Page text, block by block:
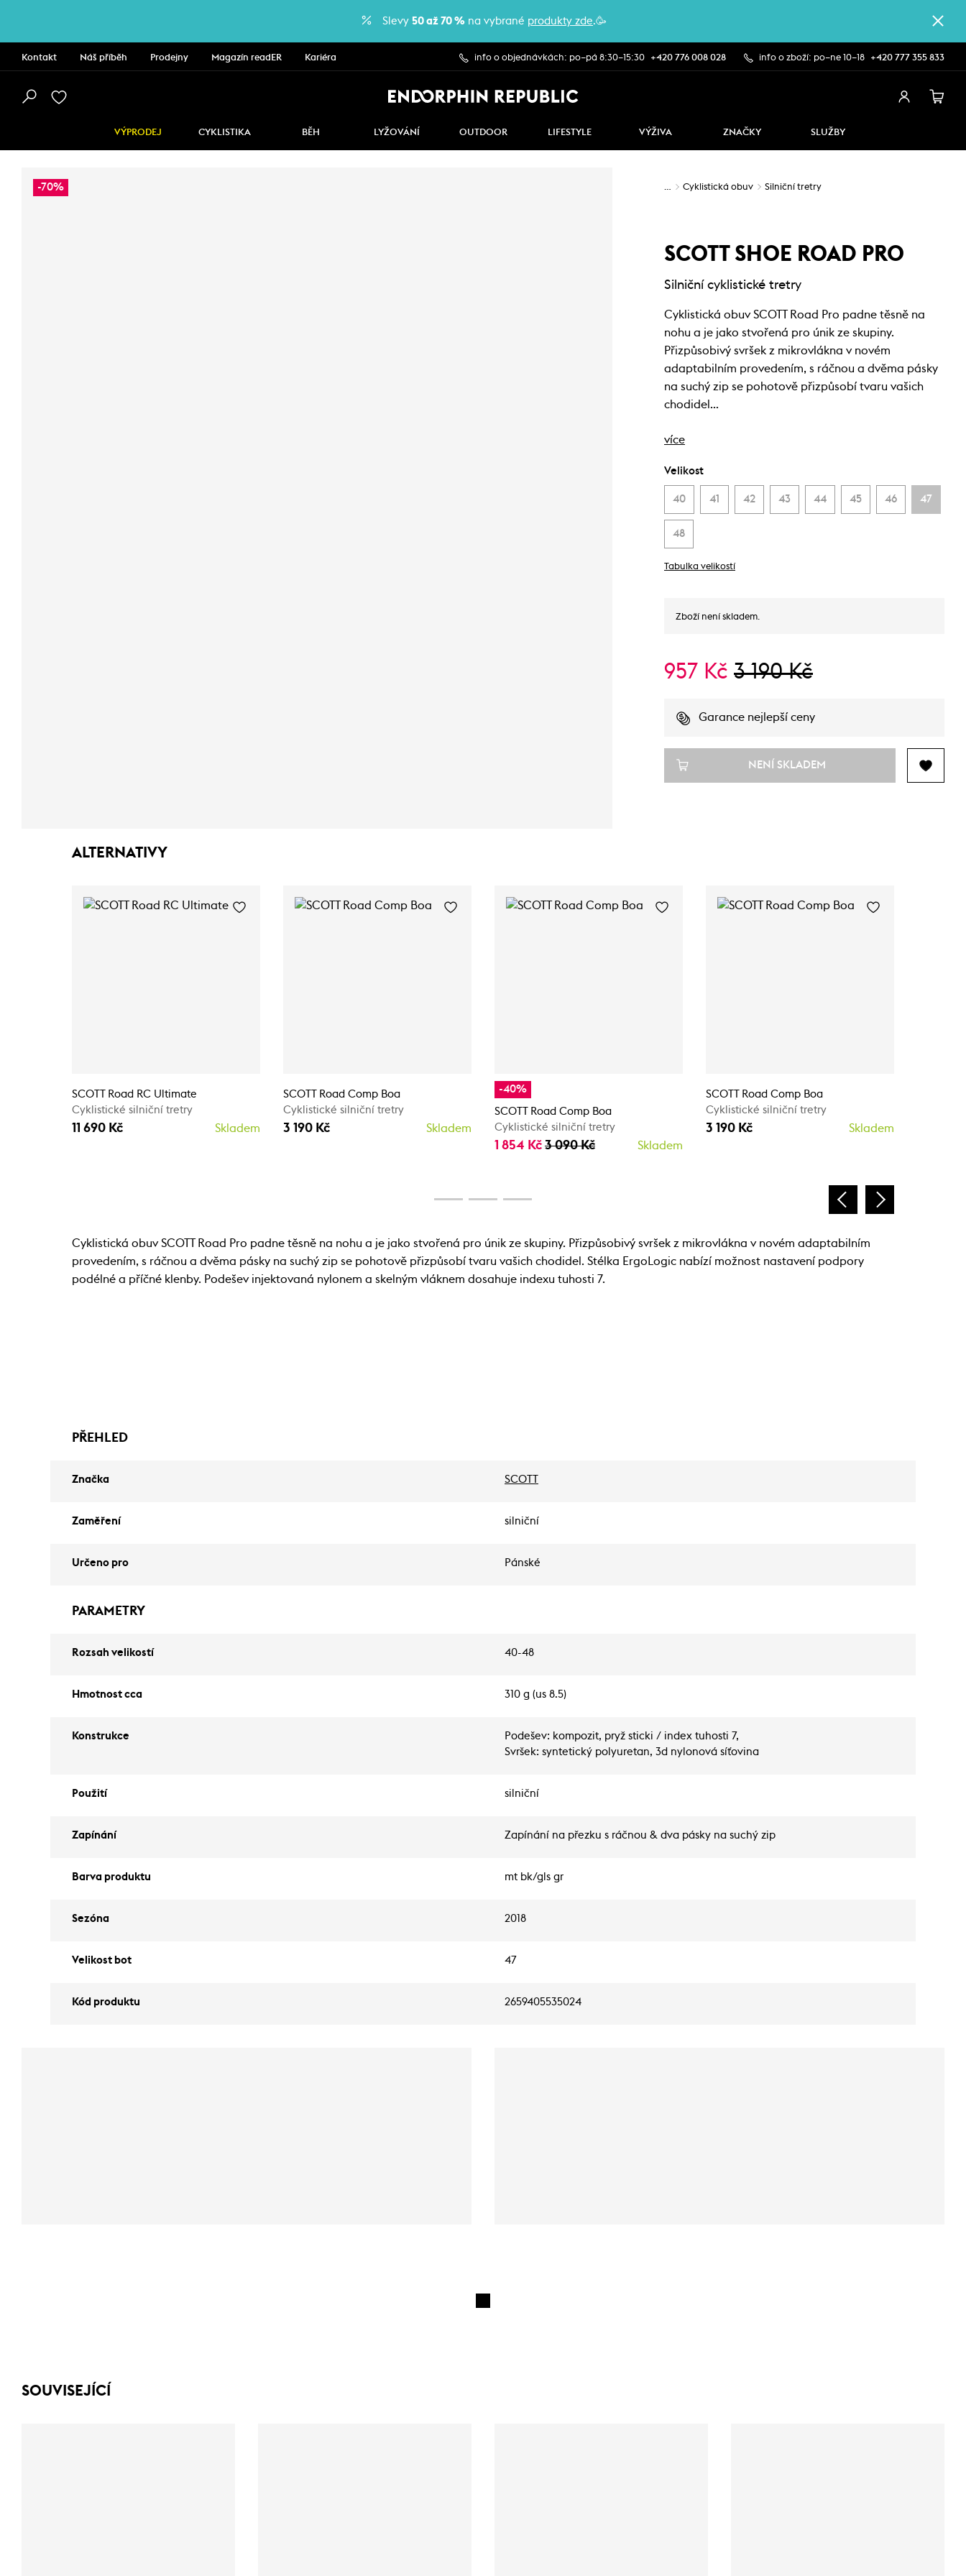
Slevy 50 až 70 % na vybrané produkty zde.🥳
Kontakt Náš příběh Prodejny Magazín readER Kariéra info o objednávkách: po–pá 8:30–15:30 +420 776 008 028 info o zboží: po–ne 10–18 +420 777 355 833
VÝPRODEJ CYKLISTIKA BĚH LYŽOVÁNÍ OUTDOOR LIFESTYLE VÝŽIVA ZNAČKY SLUŽBY
-70% … Cyklistická obuv Silniční tretry
SCOTT SHOE ROAD PRO
Silniční cyklistické tretry
Cyklistická obuv SCOTT Road Pro padne těsně na
nohu a je jako stvořená pro únik ze skupiny.
Přizpůsobivý svršek z mikrovlákna v novém
adaptabilním provedením, s ráčnou a dvěma pásky
na suchý zip se pohotově přizpůsobí tvaru vašich
chodidel…
více
Velikost
40 41 42 43 44 45 46 47
48
Tabulka velikostí
Zboží není skladem.
957 Kč 3 190 Kč
Garance nejlepší ceny
NENÍ SKLADEM
ALTERNATIVY
SCOTT Road RC Ultimate
Cyklistické silniční tretry
11 690 Kč Skladem
SCOTT Road Comp Boa
Cyklistické silniční tretry
3 190 Kč Skladem
-40%
SCOTT Road Comp Boa
Cyklistické silniční tretry
1 854 Kč 3 090 Kč Skladem
SCOTT Road Comp Boa
Cyklistické silniční tretry
3 190 Kč Skladem
Cyklistická obuv SCOTT Road Pro padne těsně na nohu a je jako stvořená pro únik ze skupiny. Přizpůsobivý svršek z mikrovlákna v novém adaptabilním
provedením, s ráčnou a dvěma pásky na suchý zip se pohotově přizpůsobí tvaru vašich chodidel. Stélka ErgoLogic nabízí možnost nastavení podpory
podélné a příčné klenby. Podešev injektovaná nylonem a skelným vláknem dosahuje indexu tuhosti 7.
PŘEHLED
Značka SCOTT
Zaměření silniční
Určeno pro Pánské
PARAMETRY
Rozsah velikostí 40-48
Hmotnost cca 310 g (us 8.5)
Konstrukce
Podešev: kompozit, pryž sticki / index tuhosti 7,
Svršek: syntetický polyuretan, 3d nylonová síťovina
Použití silniční
Zapínání Zapínání na přezku s ráčnou & dva pásky na suchý zip
Barva produktu mt bk/gls gr
Sezóna 2018
Velikost bot 47
Kód produktu 2659405535024
SOUVISEJÍCÍ